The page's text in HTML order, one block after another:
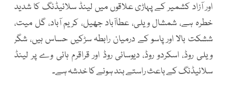
اور آزاد کشمیر کے پہاڑی علاقوں میں لینڈ سلائیڈنگ کا شدید
خطرہ ہے، شمشال ویلی، عطاآباد جھیل، کریم آباد، گل میت،
ششکت بالا اور پاسو کے درمیان رابطہ سڑکیں حساس ہیں، شگر
ویلی روڈ، اسکردو روڈ، دیوسائی روڈ اور قراقرم ہائی وے پر لینڈ
سلائیڈنگ کے باعث راستے بند ہونے کا خدشہ ہے۔